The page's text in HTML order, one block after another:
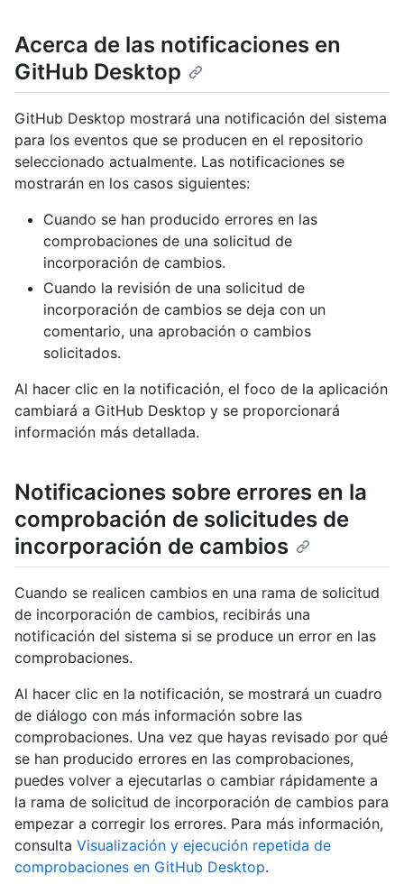
Acerca de las notificaciones en
GitHub Desktop
GitHub Desktop mostrará una notificación del sistema
para los eventos que se producen en el repositorio
seleccionado actualmente. Las notificaciones se
mostrarán en los casos siguientes:
Cuando se han producido errores en las
comprobaciones de una solicitud de
incorporación de cambios.
Cuando la revisión de una solicitud de
incorporación de cambios se deja con un
comentario, una aprobación o cambios
solicitados.
Al hacer clic en la notificación, el foco de la aplicación
cambiará a GitHub Desktop y se proporcionará
información más detallada.
Notificaciones sobre errores en la
comprobación de solicitudes de
incorporación de cambios
Cuando se realicen cambios en una rama de solicitud
de incorporación de cambios, recibirás una
notificación del sistema si se produce un error en las
comprobaciones.
Al hacer clic en la notificación, se mostrará un cuadro
de diálogo con más información sobre las
comprobaciones. Una vez que hayas revisado por qué
se han producido errores en las comprobaciones,
puedes volver a ejecutarlas o cambiar rápidamente a
la rama de solicitud de incorporación de cambios para
empezar a corregir los errores. Para más información,
consulta Visualización y ejecución repetida de
comprobaciones en GitHub Desktop.